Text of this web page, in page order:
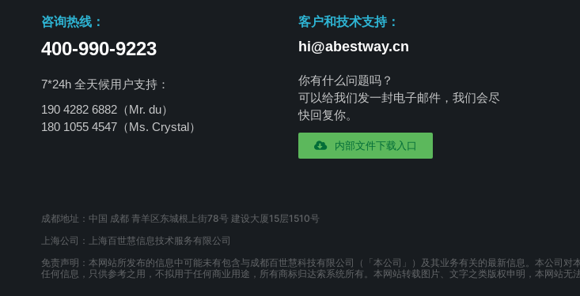
咨询热线：
400-990-9223
7*24h 全天候用户支持：
190 4282 6882（Mr. du）
180 1055 4547 （Ms. Crystal）
客户和技术支持：
hi@abestway.cn
你有什么问题吗？
可以给我们发一封电子邮件，我们会尽
快回复你。
内部文件下载入口
成都地址：中国 成都 青羊区东城根上街78号 建设大厦15层1510号
上海公司：上海百世慧信息技术服务有限公司
免责声明：本网站所发布的信息中可能未有包含与成都百世慧科技有限公司（「本公司」）及其业务有关的最新信息。本公司
任何信息，只供参考之用，不拟用于任何商业用途，所有商标归达索系统所有。本网站转载图片、文字之类版权申明，本网站